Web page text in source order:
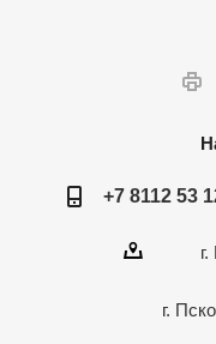
+7 8112 53
г.